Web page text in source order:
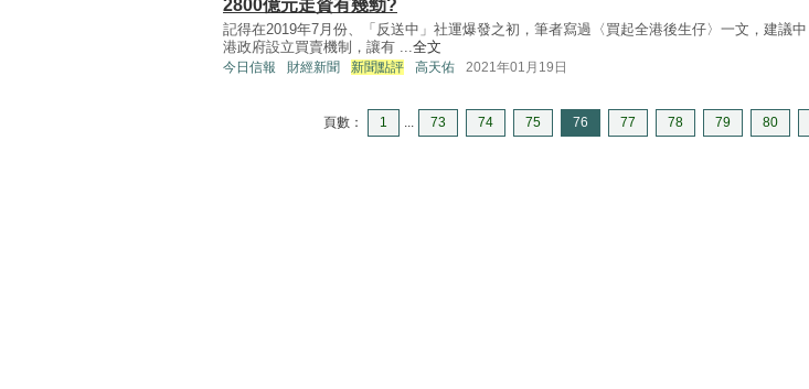
2800億元走資有幾勁?
記得在2019年7月份、「反送中」社運爆發之初，筆者寫過〈買起全港後生仔〉一文，建議中
港政府設立買賣機制，讓有 ...全文
今日信報 財經新聞 新聞點評 高天佑 2021年01月19日
頁數： 1 ... 73 74 75 76 77 78 79 80